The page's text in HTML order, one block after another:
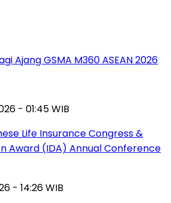
Ajang GSMA M360 ASEAN 2026
- 01:45 WIB
Life Insurance Congress &
Award (IDA) Annual Conference
- 14:26 WIB